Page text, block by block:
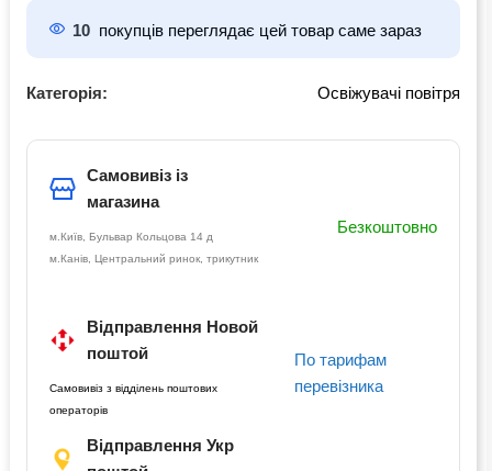
10 покупців переглядає цей товар саме зараз
Категорія: Освіжувачі повітря
Самовивіз із
магазина
м.Київ, Бульвар Кольцова 14 д
м.Канів, Центральний ринок, трикутник
Безкоштовно
Відправлення Новой
поштой
Самовивіз з відділень поштових
операторів
По тарифам
перевізника
Відправлення Укр